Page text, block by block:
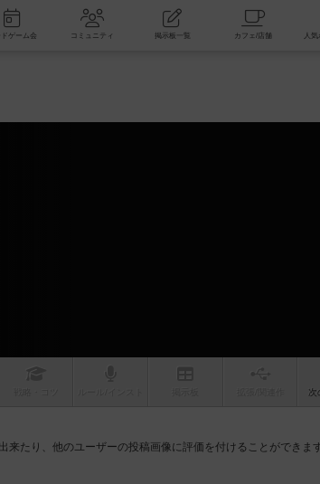
ボードゲーム会 コミュニティ 掲示板一覧
次
来たり、他のユーザーの投稿画像に評価を付けることができま